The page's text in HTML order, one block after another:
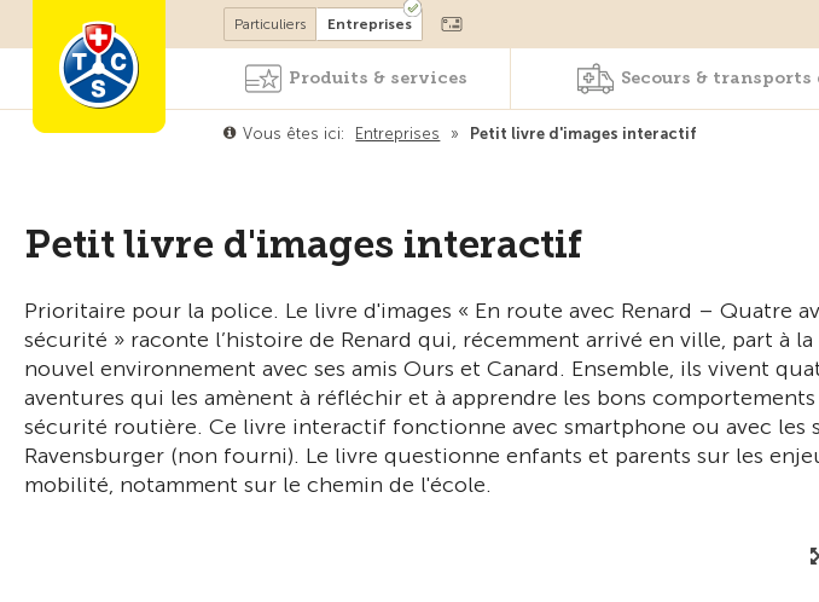
Devenir membre
Particuliers Entreprises
Produits & services Secours &
Vous êtes ici: Entreprises » Petit livre d'images interactif
Petit livre d'images interactif
Prioritaire pour la police. Le livre d'images « En route avec Renard – Quatre
sécurité » raconte l’histoire de Renard qui, récemment arrivé en ville, part à
nouvel environnement avec ses amis Ours et Canard. Ensemble, ils vivent
aventures qui les amènent à réfléchir et à apprendre les bons
sécurité routière. Ce livre interactif fonctionne avec smartphone ou avec les
Ravensburger (non fourni). Le livre questionne enfants et parents sur les
mobilité, notamment sur le chemin de l'école.